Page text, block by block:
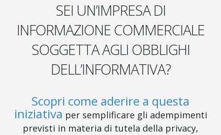
SEI UN’IMPRESA DI
INFORMAZIONE COMMERCIALE
SOGGETTA AGLI OBBLIGHI
DELL’INFORMATIVA?
Scopri come aderire a questa
iniziativa per semplificare gli adempimenti
previsti in materia di tutela della privacy,